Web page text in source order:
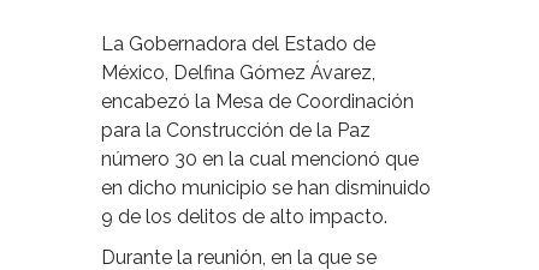
La Gobernadora del Estado de
México, Delfina Gómez Ávarez,
encabezó la Mesa de Coordinación
para la Construcción de la Paz
número 30 en la cual mencionó que
en dicho municipio se han disminuido
9 de los delitos de alto impacto.
Durante la reunión, en la que se